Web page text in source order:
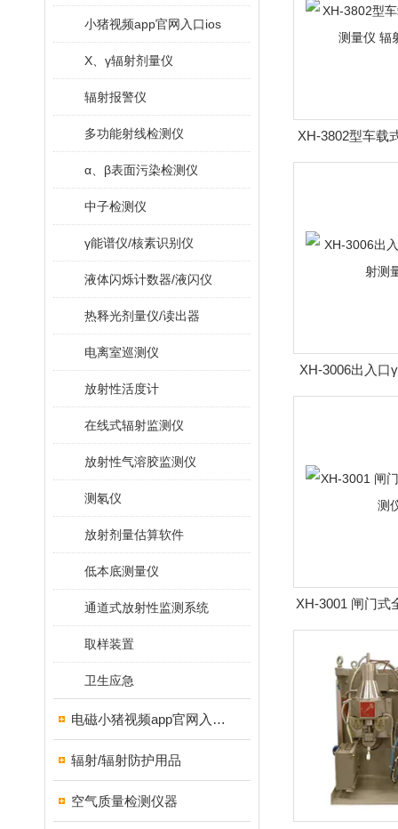
小猪视频app官网入口ios
X、γ辐射剂量仪
辐射报警仪
多功能射线检测仪
α、β表面污染检测仪
中子检测仪
γ能谱仪/核素识别仪
液体闪烁计数器/液闪仪
热释光剂量仪/读出器
电离室巡测仪
放射性活度计
在线式辐射监测仪
放射性气溶胶监测仪
测氡仪
放射剂量估算软件
低本底测量仪
通道式放射性监测系统
取样装置
卫生应急
电磁小猪视频app官网入口ios
辐射/辐射防护用品
空气质量检测仪器
XH-3802型车载
仪 辐射
XH-3006出入口
量
XH-3001 闸门式